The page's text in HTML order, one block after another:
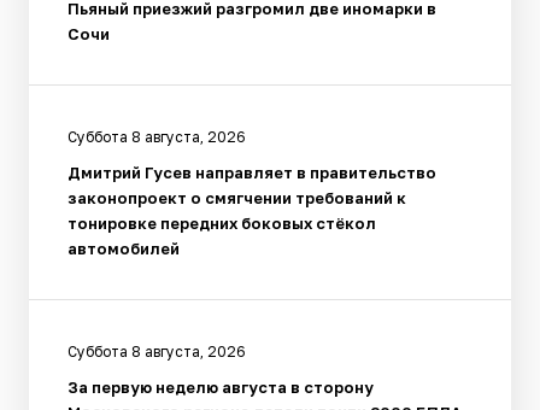
Пьяный приезжий разгромил две иномарки в
Сочи
Суббота 8 августа, 2026
Дмитрий Гусев направляет в правительство
законопроект о смягчении требований к
тонировке передних боковых стёкол
автомобилей
Суббота 8 августа, 2026
За первую неделю августа в сторону